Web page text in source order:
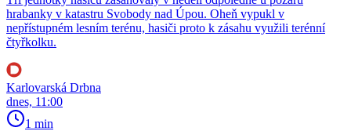
hrabanky v katastru Svobody nad Úpou. Oheň vypukl v
nepřístupném lesním terénu, hasiči proto k zásahu využili terénní
čtyřkolku.
Karlovarská Drbna
dnes, 11:00
1 min